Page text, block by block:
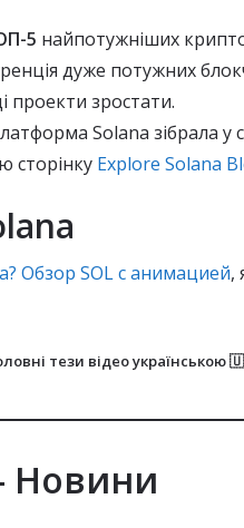
5 найпотужніших
дуже потужних
проекти зростати.
Solana зібрала у
сторінку Explore Solana
Обзор SOL с анимацией,
тези відео українською
Новини